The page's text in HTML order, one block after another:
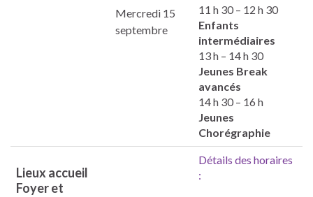
Mercredi 15
septembre
11 h 30 – 12 h 30
Enfants
intermédiaires
13 h – 14 h 30
Jeunes Break
avancés
14 h 30 – 16 h
Jeunes
Chorégraphie
Lieux accueil
Foyer et
Détails des horaires
: